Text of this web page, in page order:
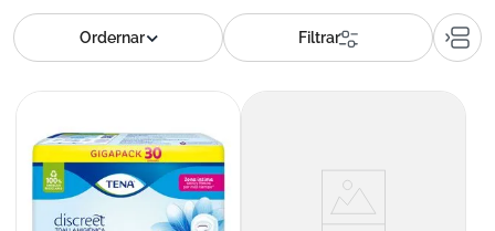
5. cerave
7. isdin
8. roche posay
9. nivea